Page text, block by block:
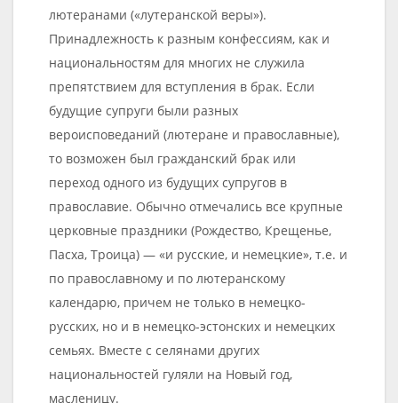
лютеранами («лутеранской веры»).
Принадлежность к разным конфессиям, как и
национальностям для многих не служила
препятствием для вступления в брак. Если
будущие супруги были разных
вероисповеданий (лютеране и православные),
то возможен был гражданский брак или
переход одного из будущих супругов в
православие. Обычно отмечались все крупные
церковные праздники (Рождество, Крещенье,
Пасха, Троица) — «и русские, и немецкие», т.е. и
по православному и по лютеранскому
календарю, причем не только в немецко-
русских, но и в немецко-эстонских и немецких
семьях. Вместе с селянами других
национальностей гуляли на Новый год,
масленицу.